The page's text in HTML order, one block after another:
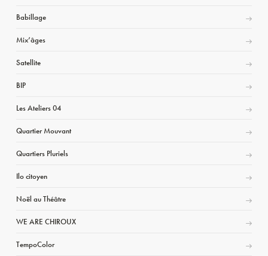
Babillage
Mix’âges
Satellite
BIP
Les Ateliers 04
Quartier Mouvant
Quartiers Pluriels
Ilo citoyen
Noël au Théâtre
WE ARE CHIROUX
TempoColor